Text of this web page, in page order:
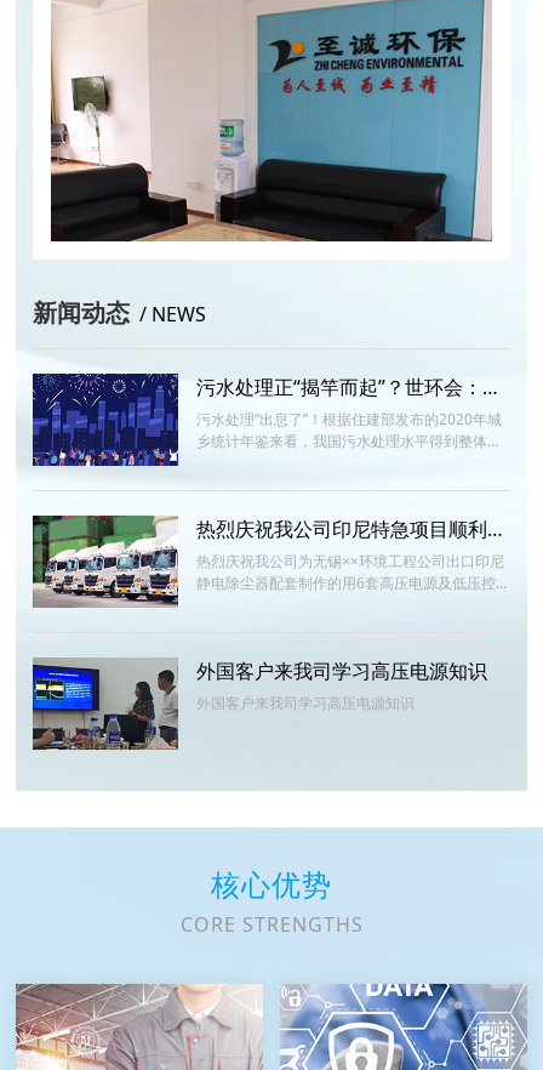
新闻动态 / NEWS
污水处理正“揭竿而起”？世环会：必须重点把握！
污水处理“出息了”！根据住建部发布的2020年城
乡统计年鉴来看，我国污水处理水平得到整体提
热烈庆祝我公司印尼特急项目顺利发货
热烈庆祝我公司为无锡××环境工程公司出口印尼
静电除尘器配套制作的用6套高压电源及低压控制
为16天，充分证明了我公司及外协配套单位的生
产及调度能力。
外国客户来我司学习高压电源知识
外国客户来我司学习高压电源知识
核心优势
CORE STRENGTHS